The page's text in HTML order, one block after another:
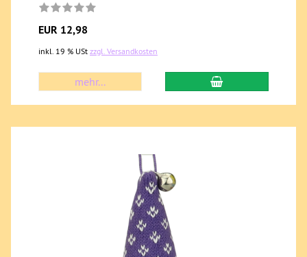
EUR 12,98
inkl. 19 % USt zzgl. Versandkosten
mehr...